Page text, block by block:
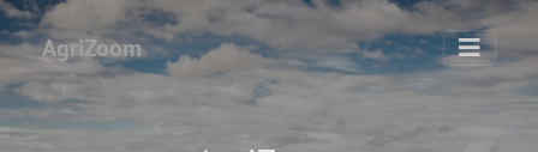
AgriZoom